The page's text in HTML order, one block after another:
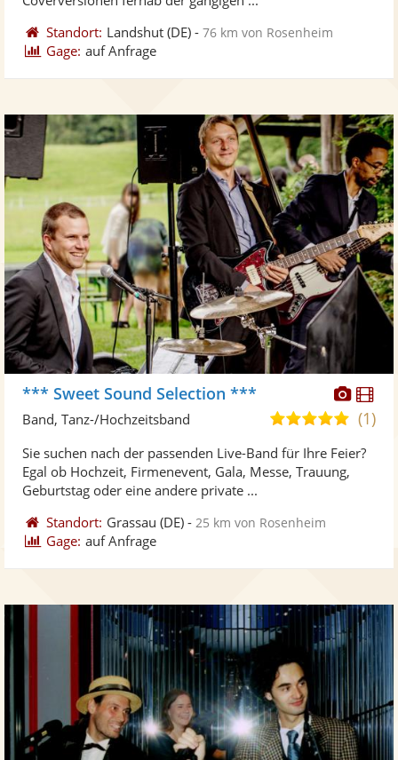
Standort: Landshut (DE) -76 km von Rosenheim
Gage: auf Anfrage
Fotos
*** Sweet Sound Selection ***
5,0
5
(1)
Band, Tanz-/Hochzeitsband
Sie suchen nach der passenden Live-Band für Ihre Feier?
Egal ob Hochzeit, Firmenevent, Gala, Messe, Trauung,
Geburtstag oder eine andere private ...
Standort: Grassau (DE) - 25 km von Rosenheim
Gage: auf Anfrage